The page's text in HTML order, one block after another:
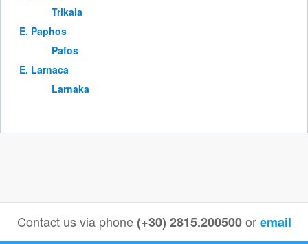
Trikala
Ε. Paphos
Pafos
Ε. Larnaca
Larnaka
Contact us via phone(+30) 2815.200500 oremail